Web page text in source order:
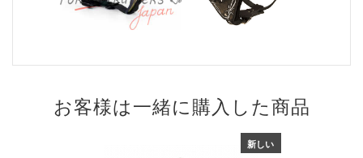
お客様は一緒に購入した商品
新しい